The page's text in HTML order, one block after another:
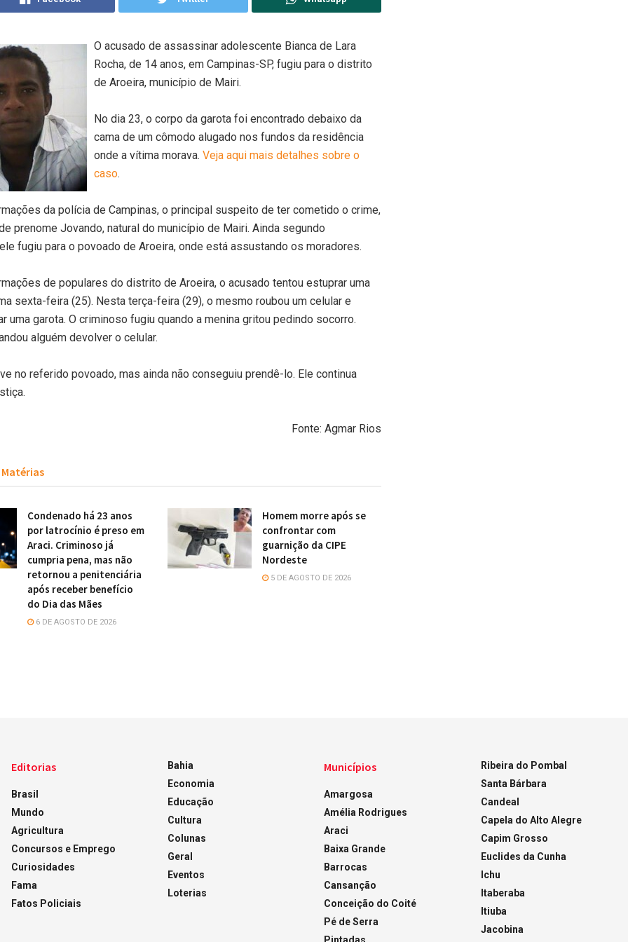
O acusado de assassinar adolescente Bianca de Lara
Rocha, de 14 anos, em Campinas-SP, fugiu para o distrito
de Aroeira, município de Mairi.
No dia 23, o corpo da garota foi encontrado debaixo da
cama de um cômodo alugado nos fundos da residência
onde a vítima morava. Veja aqui mais detalhes sobre o
caso.
da polícia de Campinas, o principal suspeito de ter cometido o crime,
prenome Jovando, natural do município de Mairi. Ainda segundo
fugiu para o povoado de Aroeira, onde está assustando os moradores.
de populares do distrito de Aroeira, o acusado tentou estuprar uma
sexta-feira (25). Nesta terça-feira (29), o mesmo roubou um celular e
uma garota. O criminoso fugiu quando a menina gritou pedindo socorro.
alguém devolver o celular.
no referido povoado, mas ainda não conseguiu prendê-lo. Ele continua
Fonte: Agmar Rios
Matérias
Condenado há 23 anos
por latrocínio é preso em
Araci. Criminoso já
cumpria pena, mas não
retornou a penitenciária
após receber benefício
do Dia das Mães
6 DE AGOSTO DE 2026
Homem morre após se
confrontar com
guarnição da CIPE
Nordeste
5 DE AGOSTO DE 2026
Editorias
Brasil
Mundo
Agricultura
Concursos e Emprego
Curiosidades
Fama
Fatos Policiais
Bahia
Economia
Educação
Cultura
Colunas
Geral
Eventos
Loterias
Municípios
Amargosa
Amélia Rodrigues
Araci
Baixa Grande
Barrocas
Cansanção
Conceição do Coité
Pé de Serra
Ribeira do Pombal
Santa Bárbara
Candeal
Capela do Alto Alegre
Capim Grosso
Euclides da Cunha
Ichu
Itaberaba
Itiuba
Jacobina